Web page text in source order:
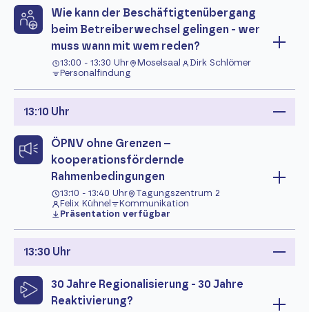
Wie kann der Beschäftigtenübergang
beim Betreiberwechsel gelingen - wer
muss wann mit wem reden?
13:00 - 13:30 Uhr Moselsaal
Dirk Schlömer
Personalfindung
13:10 Uhr
ÖPNV ohne Grenzen –
kooperationsfördernde
Rahmenbedingungen
13:10 - 13:40 Uhr
Tagungszentrum 2
Felix Kühnel
Kommunikation
Präsentation verfügbar
13:30 Uhr
30 Jahre Regionalisierung - 30 Jahre
Reaktivierung?